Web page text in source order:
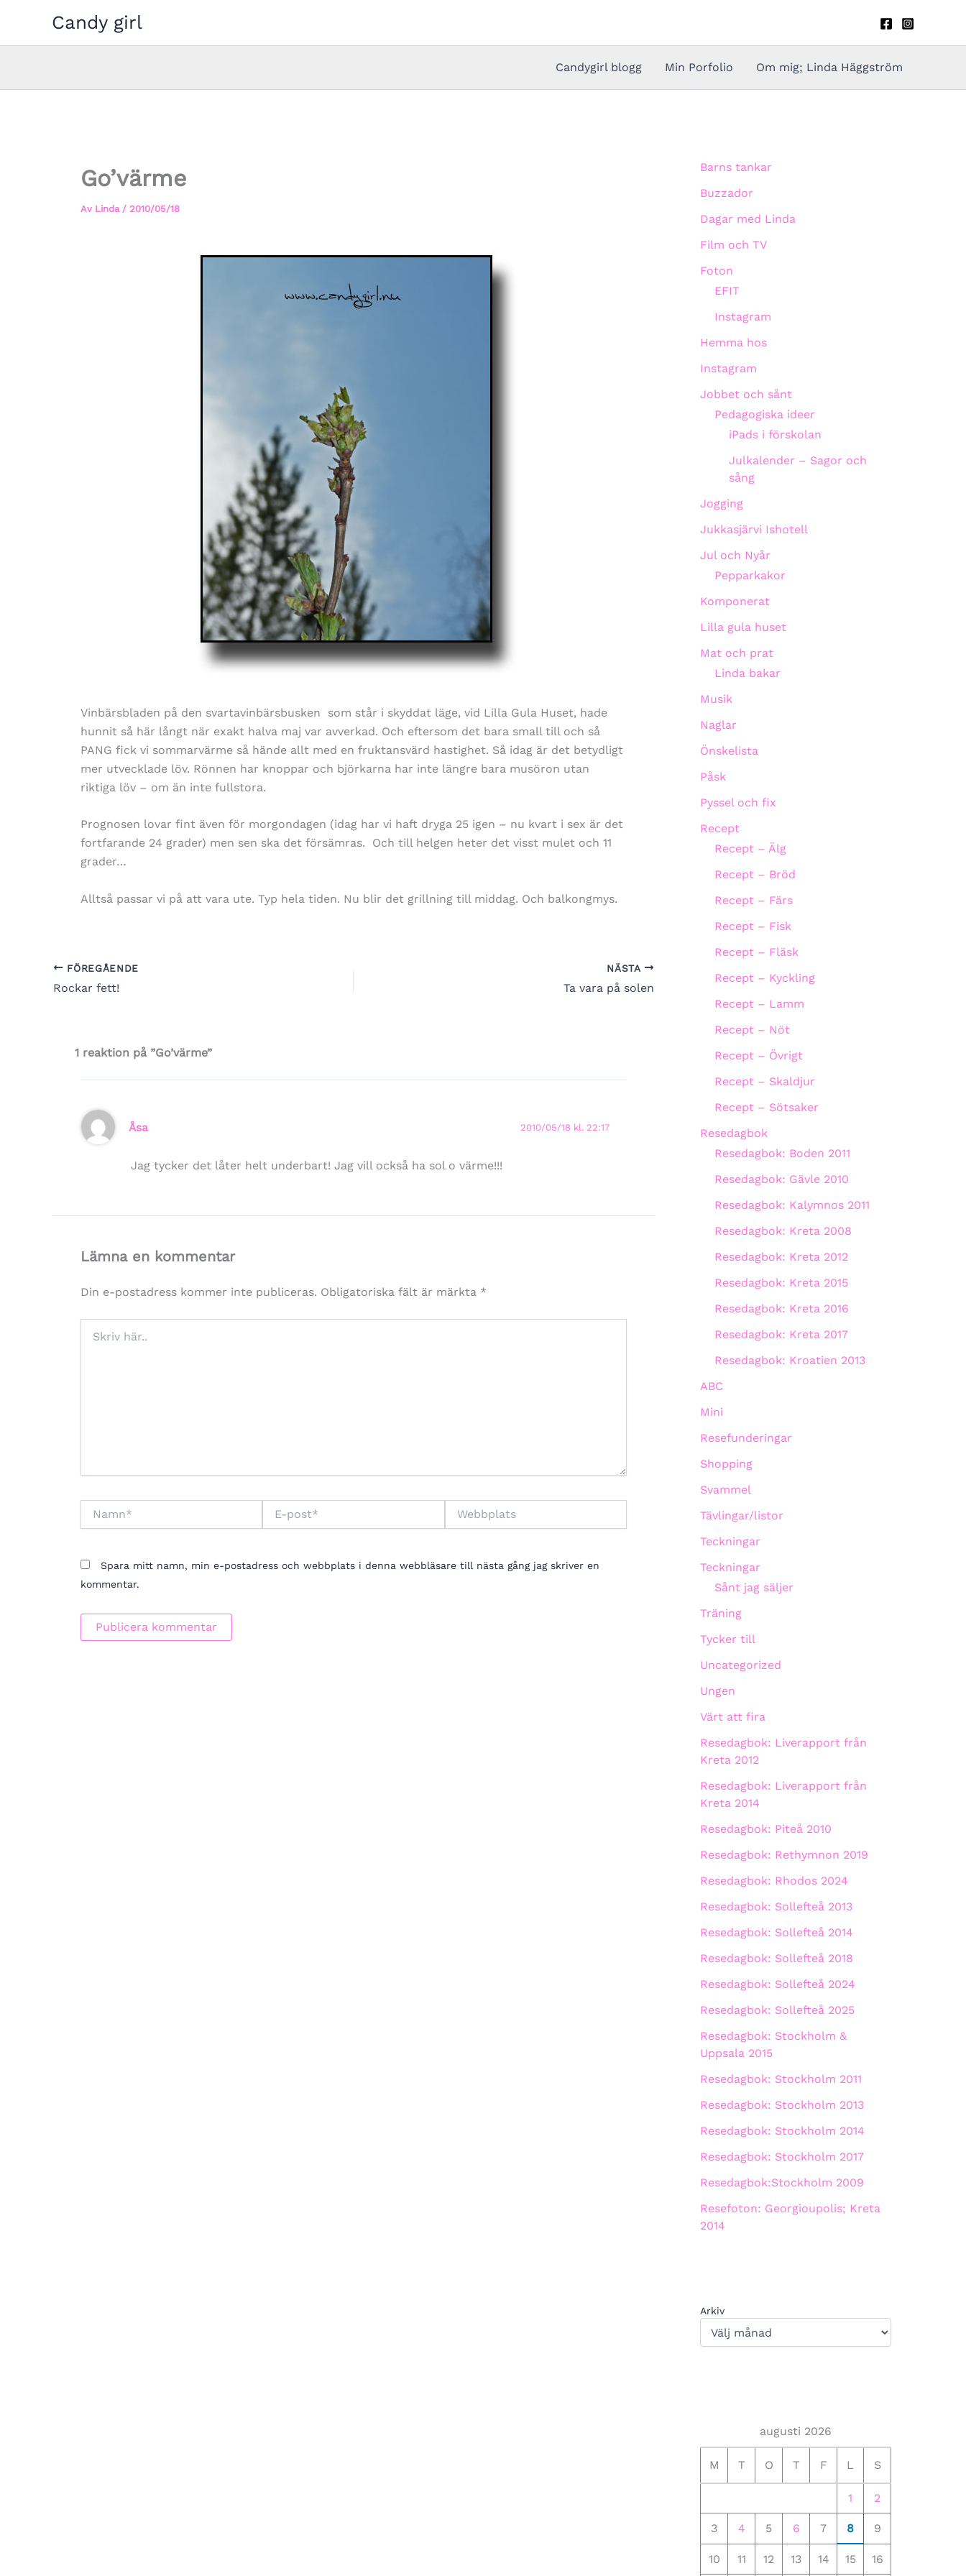
innehåll
Candy girl
Candygirl blogg Min Porfolio Om mig; Linda Häggström
Go’värme
Av Linda / 2010/05/18
Vinbärsbladen på den svartavinbärsbusken som står i skyddat läge, vid Lilla Gula Huset, hade
hunnit så här långt när exakt halva maj var avverkad. Och eftersom det bara small till och så
PANG fick vi sommarvärme så hände allt med en fruktansvärd hastighet. Så idag är det betydligt
mer utvecklade löv. Rönnen har knoppar och björkarna har inte längre bara musöron utan
riktiga löv – om än inte fullstora.
Prognosen lovar fint även för morgondagen (idag har vi haft dryga 25 igen – nu kvart i sex är det
fortfarande 24 grader) men sen ska det försämras. Och till helgen heter det visst mulet och 11
grader…
Alltså passar vi på att vara ute. Typ hela tiden. Nu blir det grillning till middag. Och balkongmys.
FÖREGÅENDE
Rockar fett!
NÄSTA
Ta vara på solen
1 reaktion på ”Go’värme”
Åsa 2010/05/18 kl. 22:17
Jag tycker det låter helt underbart! Jag vill också ha sol o värme!!!
Lämna en kommentar
Din e-postadress kommer inte publiceras. Obligatoriska fält är märkta *
här..
post*
Spara mitt namn, min e-postadress och webbplats i denna webbläsare till nästa gång jag skriver en
kommentar.
Barns tankar
Buzzador
Dagar med Linda
Film och TV
Foton
EFIT
Instagram
Hemma hos
Instagram
Jobbet och sånt
Pedagogiska ideer
iPads i förskolan
Julkalender – Sagor och
sång
Jogging
Jukkasjärvi Ishotell
Jul och Nyår
Pepparkakor
Komponerat
Lilla gula huset
Mat och prat
Linda bakar
Musik
Naglar
Önskelista
Påsk
Pyssel och fix
Recept
Recept – Älg
Recept – Bröd
Recept – Färs
Recept – Fisk
Recept – Fläsk
Recept – Kyckling
Recept – Lamm
Recept – Nöt
Recept – Övrigt
Recept – Skaldjur
Recept – Sötsaker
Resedagbok
Resedagbok: Boden 2011
Resedagbok: Gävle 2010
Resedagbok: Kalymnos 2011
Resedagbok: Kreta 2008
Resedagbok: Kreta 2012
Resedagbok: Kreta 2015
Resedagbok: Kreta 2016
Resedagbok: Kreta 2017
Resedagbok: Kroatien 2013
ABC
Mini
Resefunderingar
Shopping
Svammel
Tävlingar/listor
Teckningar
Teckningar
Sånt jag säljer
Träning
Tycker till
Uncategorized
Ungen
Värt att fira
Resedagbok: Liverapport från
Kreta 2012
Resedagbok: Liverapport från
Kreta 2014
Resedagbok: Piteå 2010
Resedagbok: Rethymnon 2019
Resedagbok: Rhodos 2024
Resedagbok: Sollefteå 2013
Resedagbok: Sollefteå 2014
Resedagbok: Sollefteå 2018
Resedagbok: Sollefteå 2024
Resedagbok: Sollefteå 2025
Resedagbok: Stockholm &
Uppsala 2015
Resedagbok: Stockholm 2011
Resedagbok: Stockholm 2013
Resedagbok: Stockholm 2014
Resedagbok: Stockholm 2017
Resedagbok:Stockholm 2009
Resefoton: Georgioupolis; Kreta
2014
Arkiv
augusti 2026
M T O T F L S
1 2
3 4 5 6 7 8 9
10 11 12 13 14 15 16